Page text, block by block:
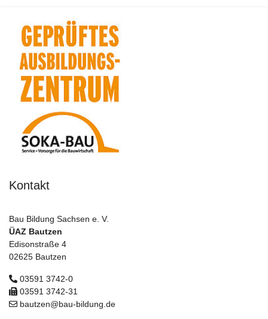
Kontakt
Bau Bildung Sachsen e. V.
ÜAZ Bautzen
Edisonstraße 4
02625 Bautzen
03591 3742-0
03591 3742-31
bautzen@bau-bildung.de